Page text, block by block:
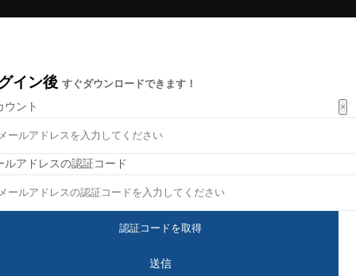
×
イン後すぐダウンロードできます！
ウント
ルアドレスの認証コード
送信